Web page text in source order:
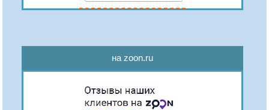
на zoon.ru